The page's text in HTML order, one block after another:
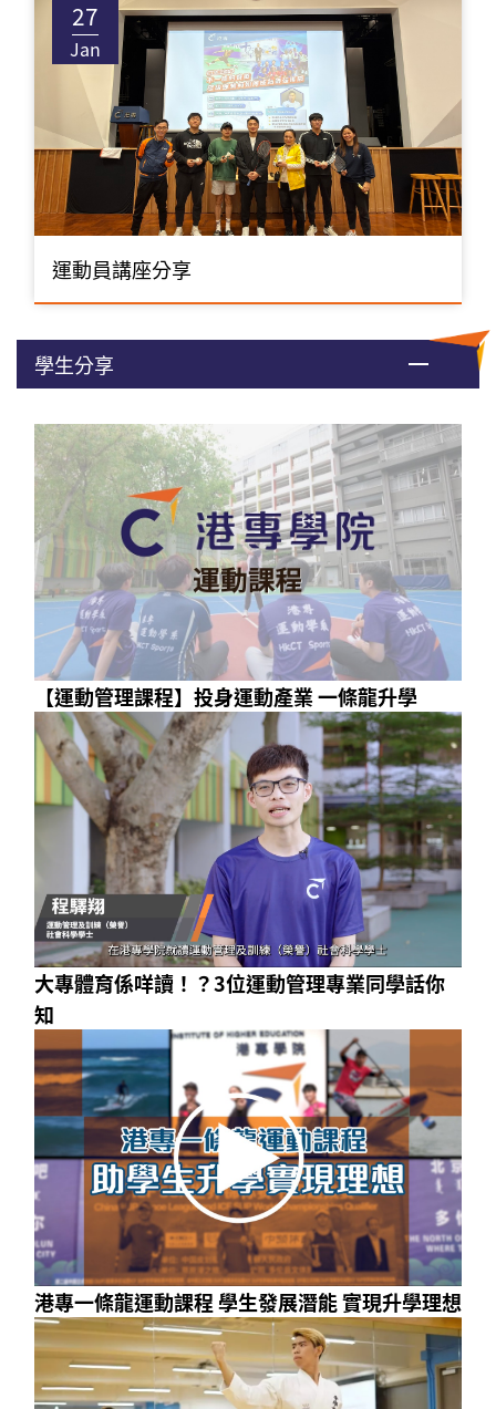
27
Jan
運動員講座分享
學生分享
【運動管理課程】投身運動產業 一條龍升學
大專體育係咩讀！？3位運動管理專業同學話你
知
港專一條龍運動課程 學生發展潛能 實現升學理想